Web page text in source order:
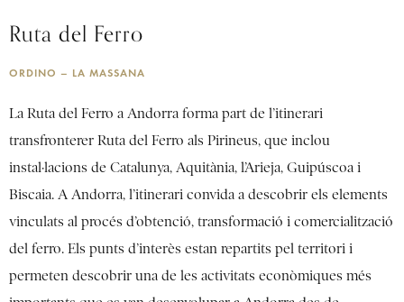
Ruta del Ferro
ORDINO – LA MASSANA
La Ruta del Ferro a Andorra forma part de l’itinerari
transfronterer Ruta del Ferro als Pirineus, que inclou
instal·lacions de Catalunya, Aquitània, l’Arieja, Guipúscoa i
Biscaia. A Andorra, l’itinerari convida a descobrir els elements
vinculats al procés d’obtenció, transformació i comercialització
del ferro. Els punts d’interès estan repartits pel territori i
permeten descobrir una de les activitats econòmiques més